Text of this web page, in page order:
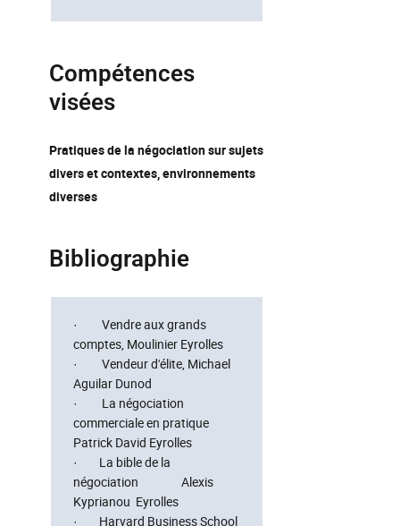
Compétences
visées
Pratiques de la négociation sur sujets
divers et contextes, environnements
diverses
Bibliographie
· Vendre aux grands
comptes, Moulinier Eyrolles
· Vendeur d'élite, Michael
Aguilar Dunod
· La négociation
commerciale en pratique
Patrick David Eyrolles
· La bible de la
négociation Alexis
Kyprianou Eyrolles
· Harvard Business School